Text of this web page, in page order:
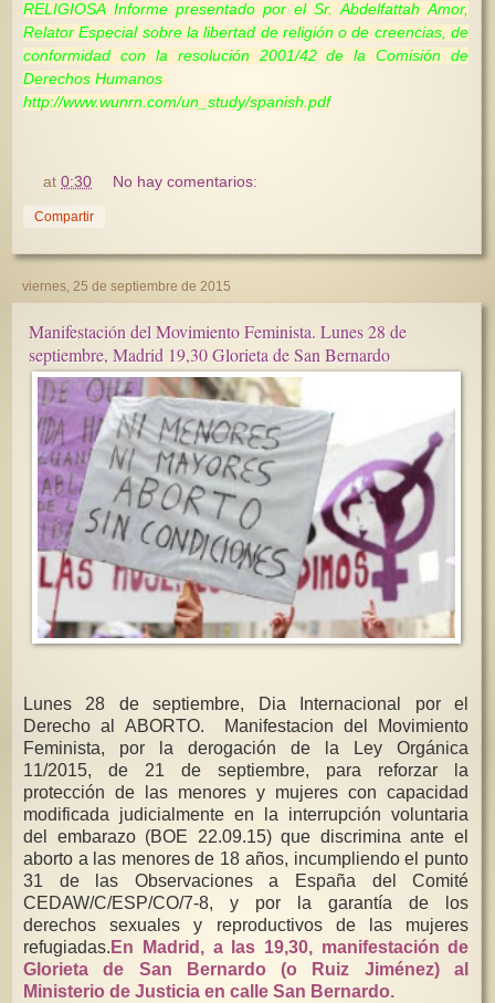
RELIGIOSA Informe presentado por el Sr. Abdelfattah Amor,
Relator Especial sobre la libertad de religión o de creencias, de
conformidad con la resolución 2001/42 de la Comisión de
Derechos Humanos
http://www.wunrn.com/un_study/spanish.pdf
at0:30 No hay comentarios:
Compartir
viernes, 25 de septiembre de 2015
Manifestación del Movimiento Feminista. Lunes 28 de
septiembre, Madrid 19,30 Glorieta de San Bernardo
Lunes 28 de septiembre, Dia Internacional por el
Derecho al ABORTO. Manifestacion del Movimiento
Feminista, por la derogación de la Ley Orgánica
11/2015, de 21 de septiembre, para reforzar la
protección de las menores y mujeres con capacidad
modificada judicialmente en la interrupción voluntaria
del embarazo (BOE 22.09.15) que discrimina ante el
aborto a las menores de 18 años, incumpliendo el punto
31 de las Observaciones a España del Comité
CEDAW/C/ESP/CO/7-8, y por la garantía de los
derechos sexuales y reproductivos de las mujeres
refugiadas. En Madrid, a las 19,30, manifestación de
Glorieta de San Bernardo (o Ruiz Jiménez) al
Ministerio de Justicia en calle San Bernardo.